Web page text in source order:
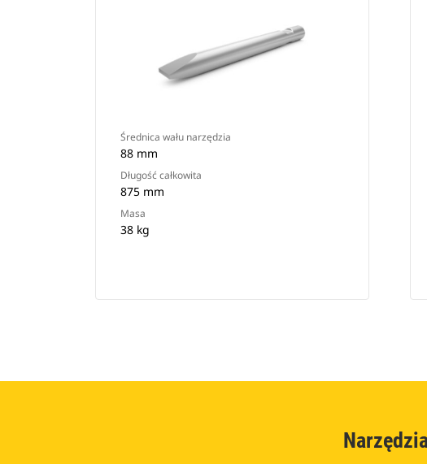
Średnica wału narzędzia
88 mm
Długość całkowita
875 mm
Masa
38 kg